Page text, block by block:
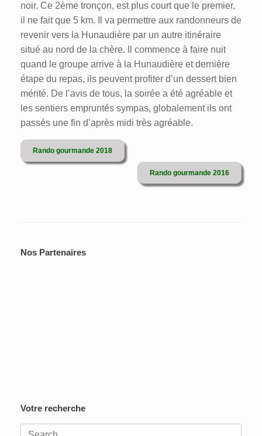
noir. Ce 2ème tronçon, est plus court que le premier,
il ne fait que 5 km. Il va permettre aux randonneurs de
revenir vers la Hunaudière par un autre itinéraire
situé au nord de la chère. Il commence à faire nuit
quand le groupe arrive à la Hunaudière et dernière
étape du repas, ils peuvent profiter d’un dessert bien
mérité. De l’avis de tous, la soirée a été agréable et
les sentiers empruntés sympas, globalement ils ont
passés une fin d’après midi très agréable.
Rando gourmande 2018
Rando gourmande 2016
Nos Partenaires
Votre recherche
Search